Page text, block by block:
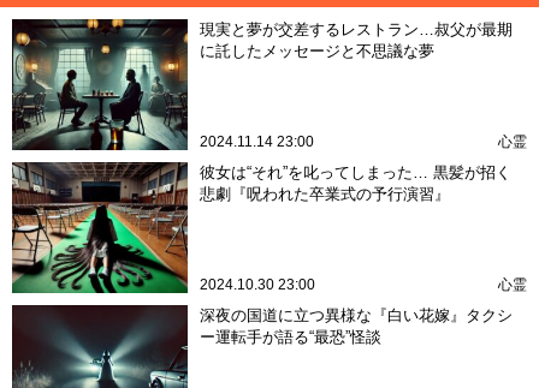
現実と夢が交差するレストラン…叔父が最期
に託したメッセージと不思議な夢
2024.11.14 23:00 心霊
彼女は“それ”を叱ってしまった… 黒髪が招く
悲劇『呪われた卒業式の予行演習』
2024.10.30 23:00 心霊
深夜の国道に立つ異様な『白い花嫁』タクシ
ー運転手が語る“最恐”怪談